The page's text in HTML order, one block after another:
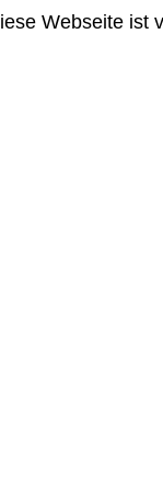
Webseite ist